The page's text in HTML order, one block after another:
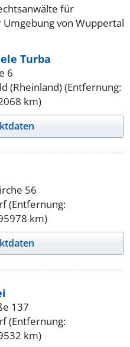
für
von Wuppertal
Turba
6
(Rheinland) (Entfernung:
km)
56
(Entfernung:
km)
137
(Entfernung:
km)